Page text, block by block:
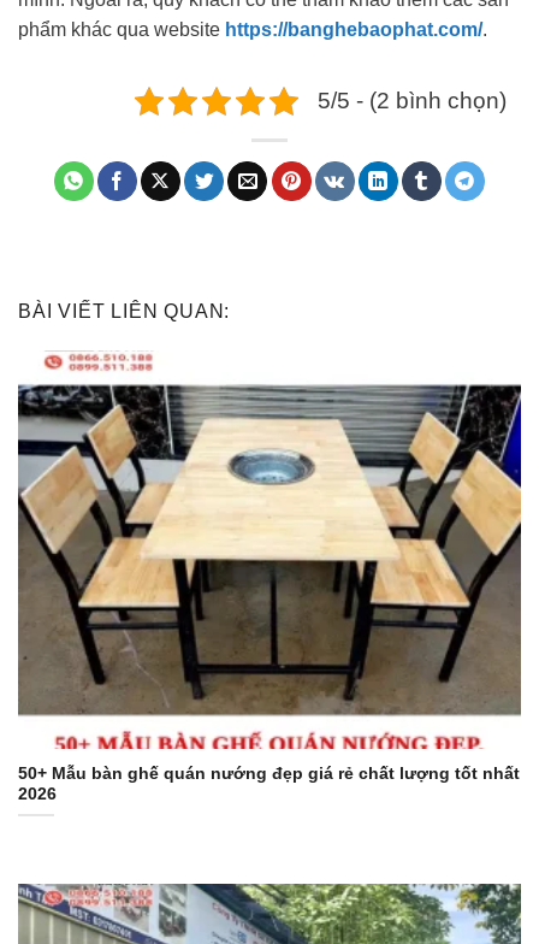
phẩm khác qua website https://banghebaophat.com/.
5/5 - (2 bình chọn)
BÀI VIẾT LIÊN QUAN:
50+ Mẫu bàn ghế quán nướng đẹp giá rẻ chất lượng tốt nhất
2026